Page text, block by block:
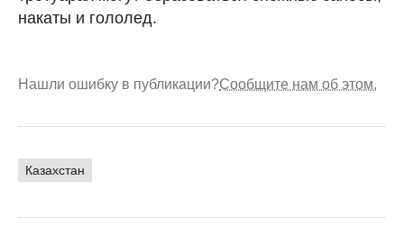
накаты и гололед.
Нашли ошибку в публикации?Сообщите нам об этом.
Казахстан